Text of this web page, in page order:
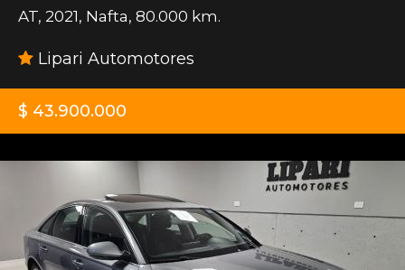
AT, 2021, Nafta, 80.000 km.
Lipari Automotores
$ 43.900.000